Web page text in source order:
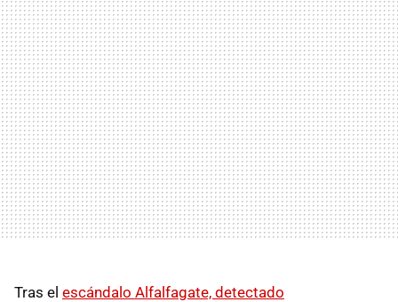
Tras el escándalo Alfalfagate, detectado